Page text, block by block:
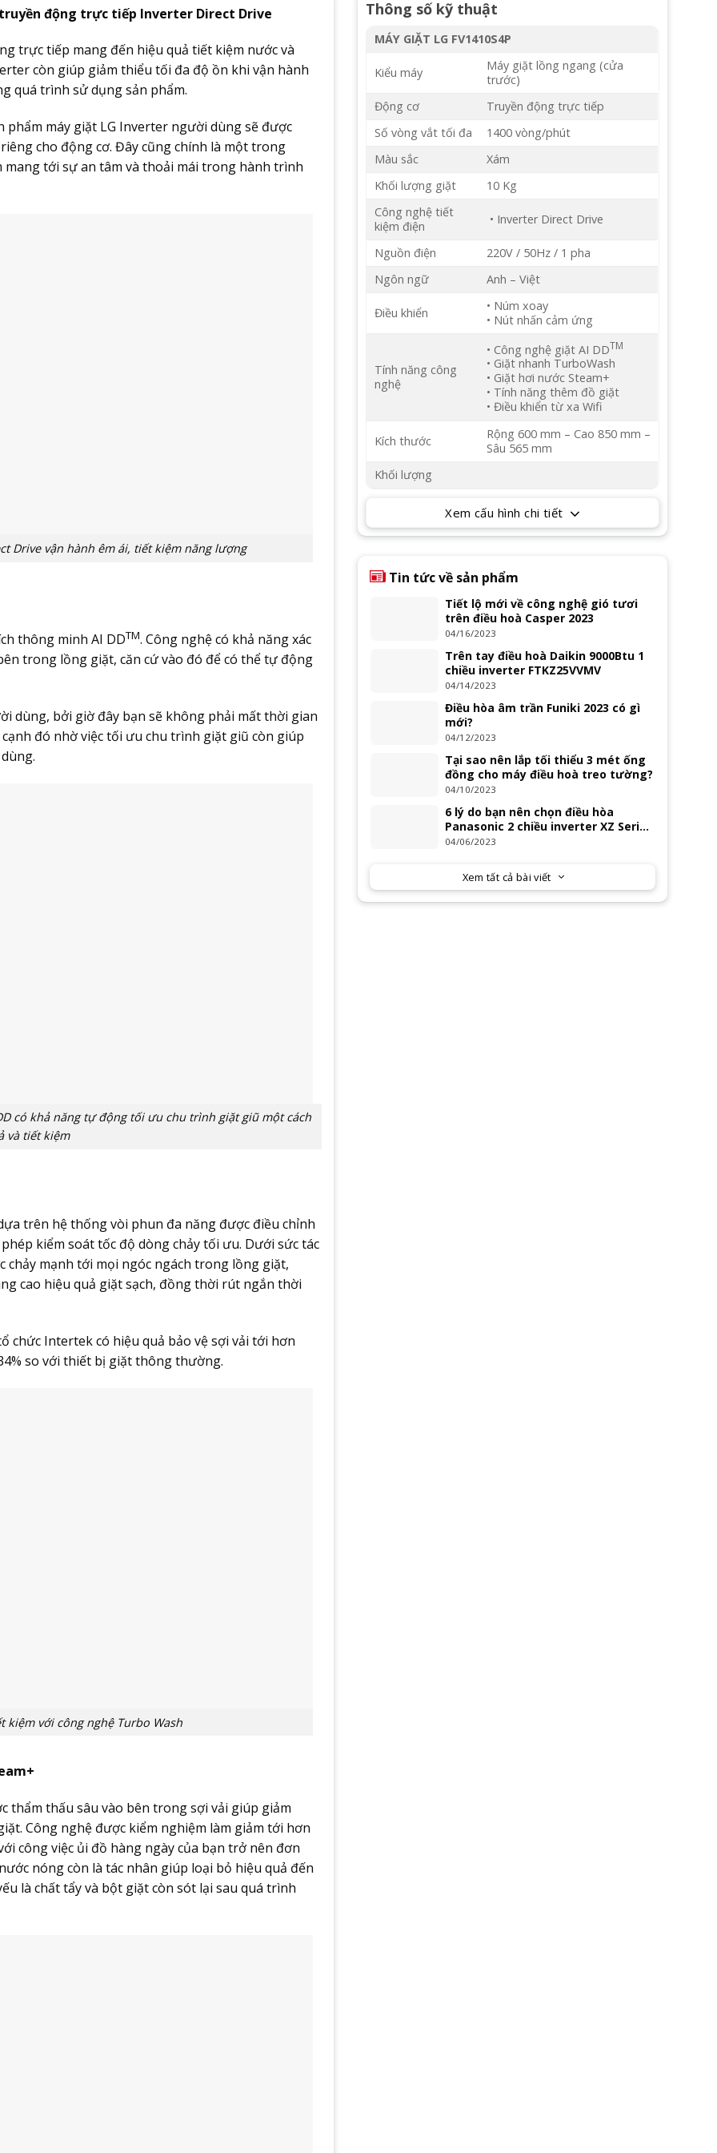
động trực tiếp Inverter Direct Drive
trực tiếp mang đến hiệu quả tiết kiệm nước và
còn giúp giảm thiểu tối đa độ ồn khi vận hành
quá trình sử dụng sản phẩm.
phẩm máy giặt LG Inverter người dùng sẽ được
cho động cơ. Đây cũng chính là một trong
mang tới sự an tâm và thoải mái trong hành trình
Drive vận hành êm ái, tiết kiệm năng lượng
thông minh AI DDTM. Công nghệ có khả năng xác
trong lồng giặt, căn cứ vào đó để có thể tự động
dùng, bởi giờ đây bạn sẽ không phải mất thời gian
đó nhờ việc tối ưu chu trình giặt giũ còn giúp
có khả năng tự động tối ưu chu trình giặt giũ một cách
và tiết kiệm
trên hệ thống vòi phun đa năng được điều chỉnh
kiểm soát tốc độ dòng chảy tối ưu. Dưới sức tác
mạnh tới mọi ngóc ngách trong lồng giặt,
cao hiệu quả giặt sạch, đồng thời rút ngắn thời
chức Intertek có hiệu quả bảo vệ sợi vải tới hơn
so với thiết bị giặt thông thường.
kiệm với công nghệ Turbo Wash
thẩm thấu sâu vào bên trong sợi vải giúp giảm
Công nghệ được kiểm nghiệm làm giảm tới hơn
công việc ủi đồ hàng ngày của bạn trở nên đơn
nóng còn là tác nhân giúp loại bỏ hiệu quả đến
là chất tẩy và bột giặt còn sót lại sau quá trình
Thông số kỹ thuật
MÁY GIẶT LG FV1410S4P
Kiểu máy
Máy giặt lồng ngang (cửa
trước)
Động cơ
Truyền động trực tiếp
Số vòng vắt tối đa
1400 vòng/phút
Màu sắc
Xám
Khối lượng giặt
10 Kg
Công nghệ tiết
kiệm điện
• Inverter Direct Drive
Nguồn điện
220V / 50Hz / 1 pha
Ngôn ngữ
Anh – Việt
Điều khiển
• Núm xoay
• Nút nhấn cảm ứng
Tính năng công
nghệ
• Công nghệ giặt AI DDTM
• Giặt nhanh TurboWash
• Giặt hơi nước Steam+
• Tính năng thêm đồ giặt
• Điều khiển từ xa Wifi
Kích thước
Rộng 600 mm – Cao 850 mm –
Sâu 565 mm
Khối lượng
Xem cấu hình chi tiết
Tin tức về sản phẩm
Tiết lộ mới về công nghệ gió tươi
trên điều hoà Casper 2023
04/16/2023
Trên tay điều hoà Daikin 9000Btu 1
chiều inverter FTKZ25VVMV
04/14/2023
Điều hòa âm trần Funiki 2023 có gì
mới?
04/12/2023
Tại sao nên lắp tối thiểu 3 mét ống
đồng cho máy điều hoà treo tường?
04/10/2023
6 lý do bạn nên chọn điều hòa
Panasonic 2 chiều inverter XZ Series
2023
04/06/2023
Xem tất cả bài viết